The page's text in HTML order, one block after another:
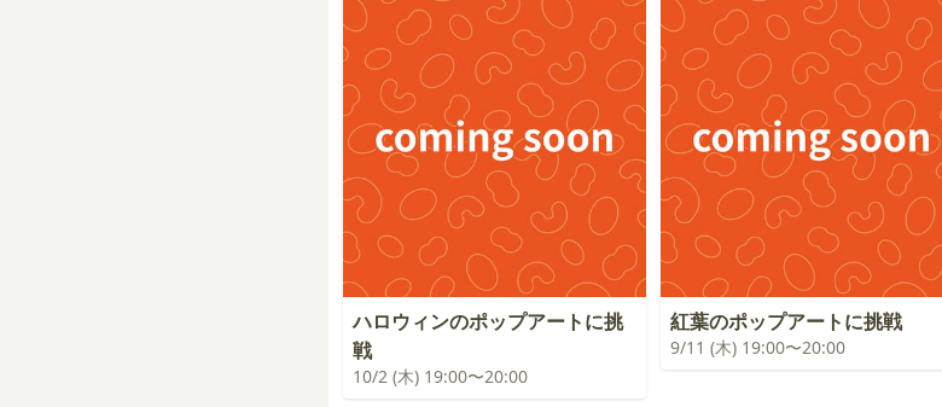
ハロウィンのポップアートに挑
戦
10/2 (木) 19:00〜20:00
紅葉のポップアートに挑戦
9/11 (木) 19:00〜20:00